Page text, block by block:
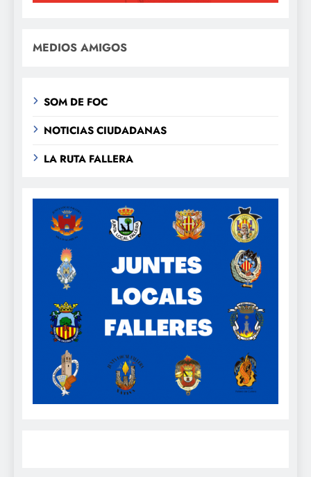
MEDIOS AMIGOS
SOM DE FOC
NOTICIAS CIUDADANAS
LA RUTA FALLERA